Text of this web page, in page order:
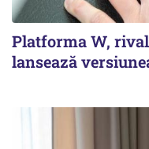
Platforma W,
lansează